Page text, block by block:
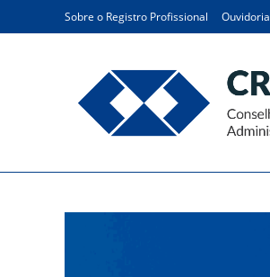
Sobre o Registro Profissional Ouvidoria